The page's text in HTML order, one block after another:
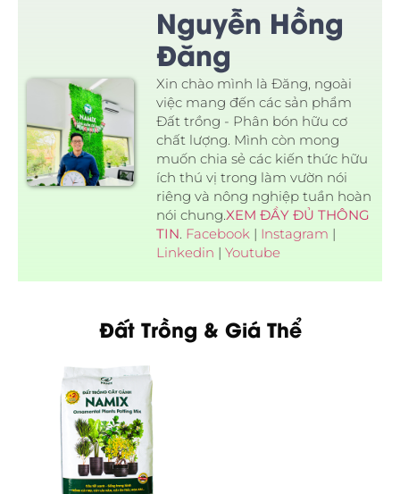
Nguyễn Hồng
Đăng
Xin chào mình là Đăng, ngoài
việc mang đến các sản phẩm
Đất trồng - Phân bón hữu cơ
chất lượng. Mình còn mong
muốn chia sẻ các kiến thức hữu
ích thú vị trong làm vườn nói
riêng và nông nghiệp tuần hoàn
nói chung. XEM ĐẦY ĐỦ THÔNG
TIN Facebook | Instagram |
Linkedin | Youtube
Đất Trồng & Giá Thể